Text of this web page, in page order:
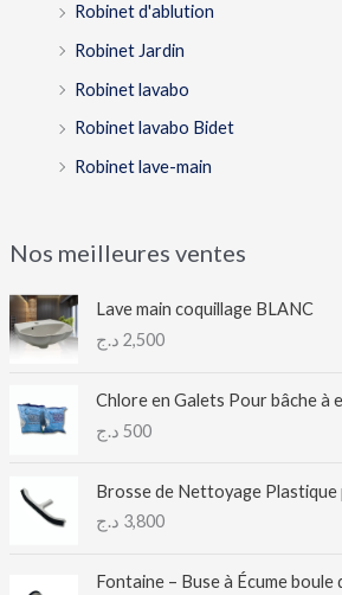
Robinet d'ablution
Robinet Jardin
Robinet lavabo
Robinet lavabo Bidet
Robinet lave-main
Nos meilleures ventes
Lave main coquillage BLANC
2,500 د.ج
Chlore en Galets Pour bâche à
500 د.ج
Brosse de Nettoyage Plastique
3,800 د.ج
Fontaine – Buse à Écume boule